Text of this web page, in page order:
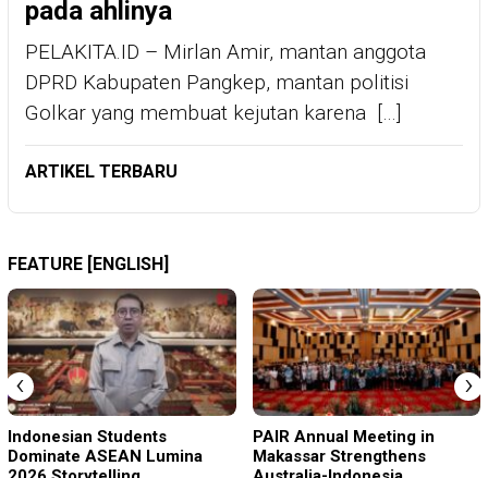
pada ahlinya
PELAKITA.ID – Mirlan Amir, mantan anggota
DPRD Kabupaten Pangkep, mantan politisi
Golkar yang membuat kejutan karena […]
ARTIKEL TERBARU
FEATURE [ENGLISH]
Indonesian Students
Dominate ASEAN Lumina
PAIR Annual Meeting in
Makassar Strengthens
‹ ›